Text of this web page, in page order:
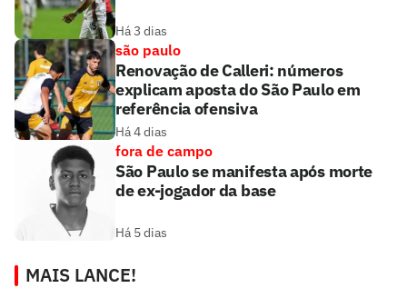
Há 3 dias
são paulo
Renovação de Calleri: números
explicam aposta do São Paulo em
referência ofensiva
Há 4 dias
fora de campo
São Paulo se manifesta após morte
de ex-jogador da base
Há 5 dias
MAIS LANCE!